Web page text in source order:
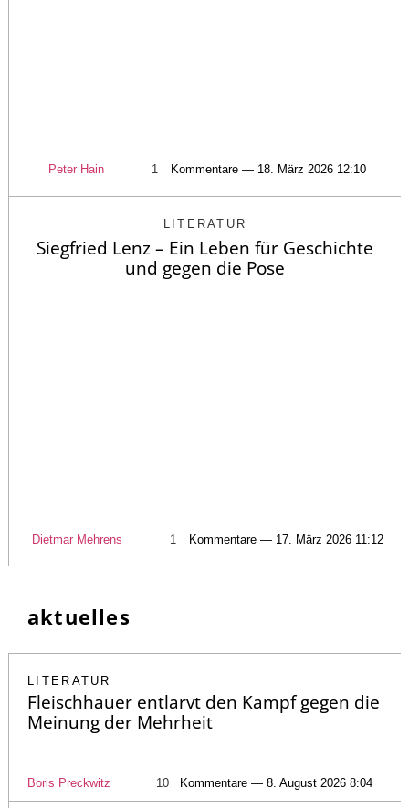
Peter Hain 1 Kommentare — 18. März 2026 12:10
LITERATUR
Siegfried Lenz – Ein Leben für Geschichte
und gegen die Pose
Dietmar Mehrens 1 Kommentare — 17. März 2026 11:12
aktuelles
LITERATUR
Fleischhauer entlarvt den Kampf gegen die
Meinung der Mehrheit
Boris Preckwitz 10 Kommentare — 8. August 2026 8:04